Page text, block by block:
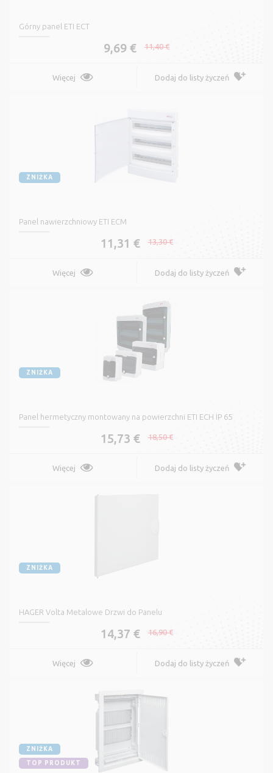
Górny panel ETI ECT
9,69 € 11,40 €
Więcej Dodaj do listy życzeń
ZNIŻKA
Panel nawierzchniowy ETI ECM
11,31 € 13,30 €
Więcej Dodaj do listy życzeń
ZNIŻKA
Panel hermetyczny montowany na powierzchni ETI ECH IP 65
15,73 € 18,50 €
Więcej Dodaj do listy życzeń
ZNIŻKA
HAGER Volta Metalowe Drzwi do Panelu
14,37 € 16,90 €
Więcej Dodaj do listy życzeń
ZNIŻKA
TOP PRODUKT